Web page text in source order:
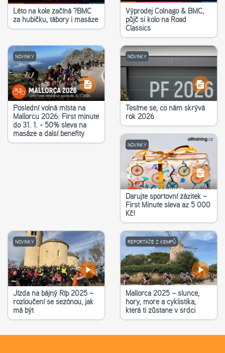
Léto na kole začíná ?‍BMC
za hubičku, tábory i masáže
Výprodej Colnago & BMC,
půjč si kolo na Road
Classics
NOVINKY
Poslední volná místa na
Mallorcu 2026: First minute
do 31. 1. - 50% sleva na
masáže a další benefity
NOVINKY
Těšíme se, co nám skrývá
rok 2026
NOVINKY
Darujte sportovní zážitek –
First Minute sleva až 5 000
Kč!
NOVINKY
Jízda na bájný Říp 2025 –
rozloučení se sezónou, jak
má být
REPORTÁŽE Z KEMPŮ
Mallorca 2025 – slunce,
hory, moře a cyklistika,
která ti zůstane v srdci